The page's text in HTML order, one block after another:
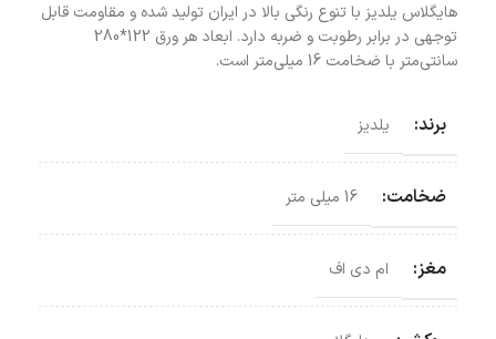
هایگلاس یلدیز با تنوع رنگی بالا در ایران تولید شده و مقاومت قابل
توجهی در برابر رطوبت و ضربه دارد. ابعاد هر ورق 122*280
سانتی‌متر با ضخامت 16 میلی‌متر است.
برند: یلدیز
ضخامت: 16 میلی متر
مغز: ام دی اف